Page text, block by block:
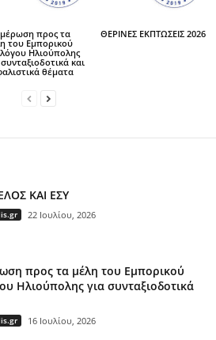
προς τα
του Εμπορικού
Ηλιούπολης
και
θέματα
ΘΕΡΙΝΕΣ ΕΚΠΤΩΣΕΙΣ 2026
ΚΑΙ ΕΣΥ
22 Ιουλίου, 2026
προς τα μέλη του Εμπορικού
Ηλιούπολης για συνταξιοδοτικά
16 Ιουλίου, 2026